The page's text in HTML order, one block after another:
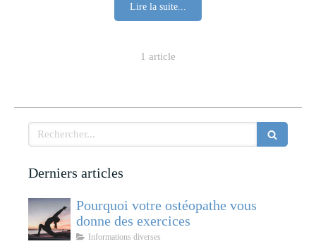
Lire la suite...
1 article
Rechercher
Derniers articles
Pourquoi votre ostéopathe vous
donne des exercices
Informations diverses